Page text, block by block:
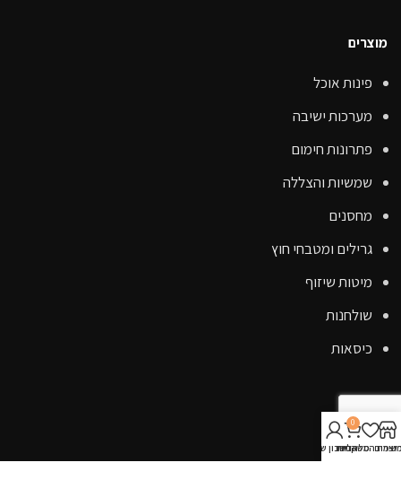
מוצרים
פינות אוכל
מערכות ישיבה
פתרונות חימום
שמשיות והצללה
מחסנים
גרילים ומטבחי חוץ
מיטות שיזוף
שולחנות
כיסאות
קישורים
אודותמוצריםהמשאלות
0
סל קניות
החשבון שלי